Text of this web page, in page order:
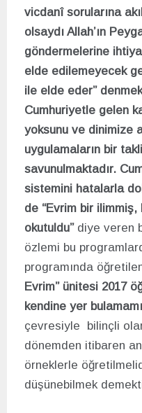
vicdanî sorularına
olsaydı Allah’ın
göndermelerine
elde edilemeyecek
ile elde eder”
Cumhuriyetle gelen
yoksunu ve dinimize
uygulamaların bir
savunulmaktadır.
sistemini hatalarla
de “Evrim bir ilimmiş,
okutuldu”diye veren
özlemi bu
programında
Evrim” ünitesi 2017
kendine yer
çevresiyle bilinçli
dönemden itibaren
örneklerle
düşünebilmek